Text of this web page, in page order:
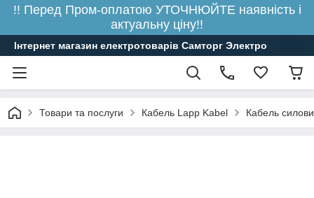
!! Перед Пром-оплатою УТОЧНЮЙТЕ наявність і
актуальну ціну!!
Інтернет магазин електротоварів Самторг Электро
Товари та послуги Кабель Lapp Kabel Кабель